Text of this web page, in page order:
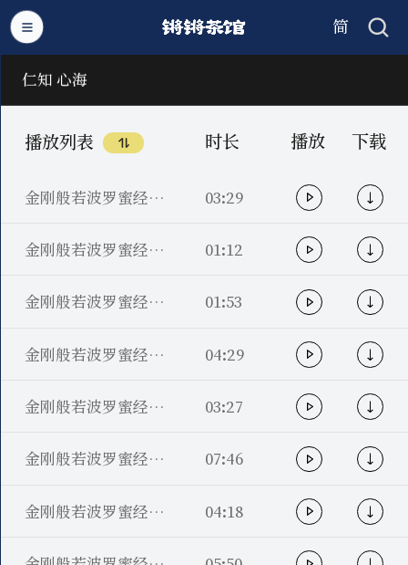
简
繁
仁知 心海
播放列表 时长 播放 下载
金刚般若波罗蜜经分段贯释19（佛知见究竟分第十六） 03:29
金刚般若波罗蜜经分段贯释18（净土究竟分第十五） 01:12
金刚般若波罗蜜经分段贯释17（入证道分第十四） 01:53
金刚般若波罗蜜经分段贯释16（诸法如意分第十三） 04:29
金刚般若波罗蜜经分段贯释15（离喜动第十二） 03:27
金刚般若波罗蜜经分段贯释14（离寂静分第十一） 07:46
金刚般若波罗蜜经分段贯释13（住忍苦分第十） 04:18